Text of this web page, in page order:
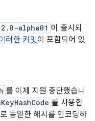
alpha01 이 출시되
러한 커밋이 포함되어 있
를 이제 지원 중단했습니
를 사용합
동일한 해시를 인코딩하